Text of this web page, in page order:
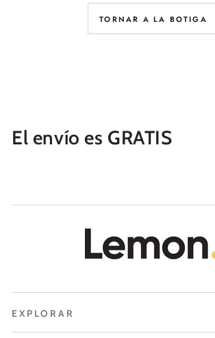
TORNAR A LA BOTIGA
El envío es GRATIS
EXPLORAR